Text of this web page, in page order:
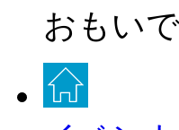
おもい